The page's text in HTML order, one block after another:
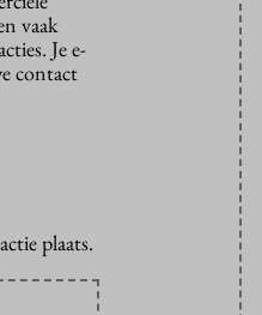
vaak
Je e-
contact
plaats.